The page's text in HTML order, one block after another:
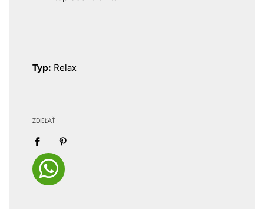
Typ: Relax
ZDIEĽAŤ